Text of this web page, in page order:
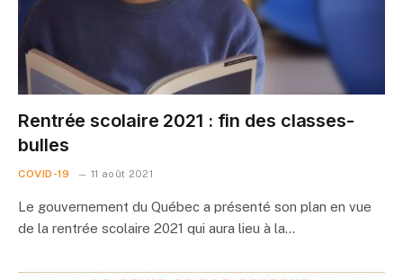
Rentrée scolaire 2021 : fin des classes-
bulles
COVID-19 11 août 2021
Le gouvernement du Québec a présenté son plan en vue
de la rentrée scolaire 2021 qui aura lieu à la…